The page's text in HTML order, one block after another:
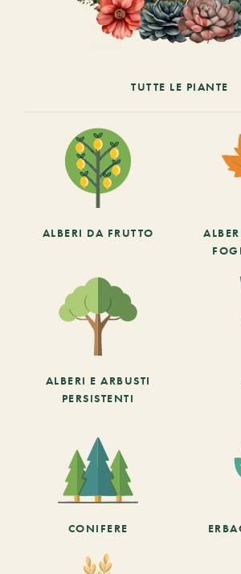
TUTTE LE PIANTE
ALBERI DA FRUTTO
ALBERI E ARBUSTI
PERSISTENTI
CONIFERE